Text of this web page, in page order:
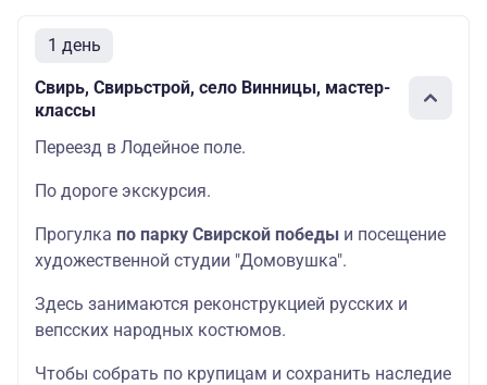
1 день
Свирь, Свирьстрой, село Винницы, мастер-
классы
Переезд в Лодейное поле.
По дороге экскурсия.
Прогулка по парку Свирской победы и посещение
художественной студии "Домовушка".
Здесь занимаются реконструкцией русских и
вепсских народных костюмов.
Чтобы собрать по крупицам и сохранить наследие